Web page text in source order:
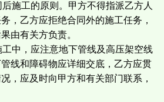
工的原则。甲方不得指派乙方人
，乙方应拒绝合同外的施工任务，
由有关方负责。
，应注意地下管线及高压架空线
线和障碍物应详细交底，乙方应贯
，应及时向甲方和有关部门联系，